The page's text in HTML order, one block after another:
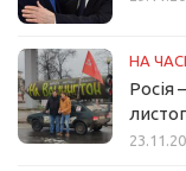
НА ЧАСІ
Росія